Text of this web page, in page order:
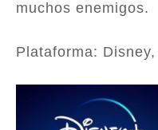
muchos enemigos.
Plataforma: